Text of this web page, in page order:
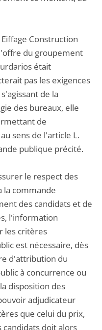
Construction
du groupement
était
pas les exigences
de la
des bureaux, elle
de
sens de l'article L.
publique précité.
le respect des
la commande
des candidats et de
l'information
les critères
est nécessaire, dès
d'attribution du
à concurrence ou
disposition des
adjudicateur
que celui du prix,
doit alors